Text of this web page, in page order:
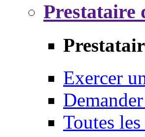
Prestataire
Exercer
Toutes